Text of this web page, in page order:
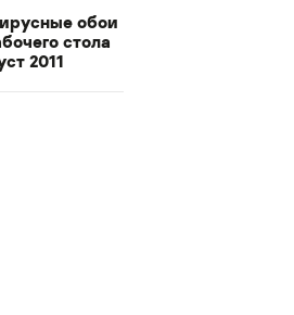
обои
стола
2011